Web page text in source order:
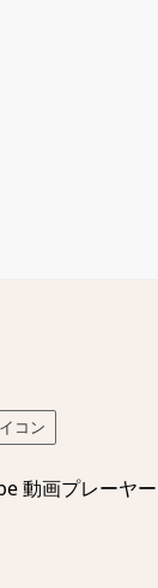
コン
動画プレーヤ